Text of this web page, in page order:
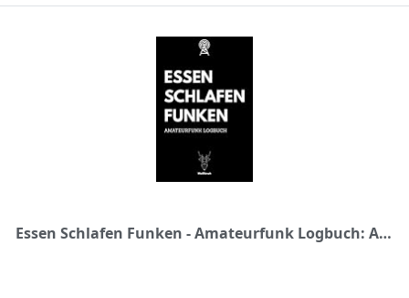
Essen Schlafen Funken - Amateurfunk Logbuch: A5 Funkamateur Logbuch | 354 Logs | QSO-Daten | QSL-Karte | Geschenk für Hobbyfunker, CB-Funker, Funkfreunde, Funktechniker und Funkamateure